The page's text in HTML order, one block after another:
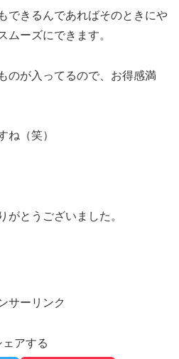
できるんであればそのときにや
ムーズにできます。
のが入ってるので、お得感満
ね（笑）
がとうございました。
サーリンク
ェアする